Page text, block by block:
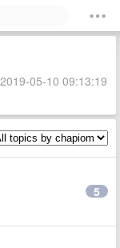
05-10 09:13:19
5